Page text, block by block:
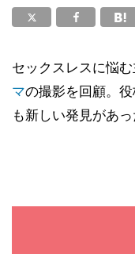
セックスレスに悩
マの撮影を回顧。
も新しい発見があ